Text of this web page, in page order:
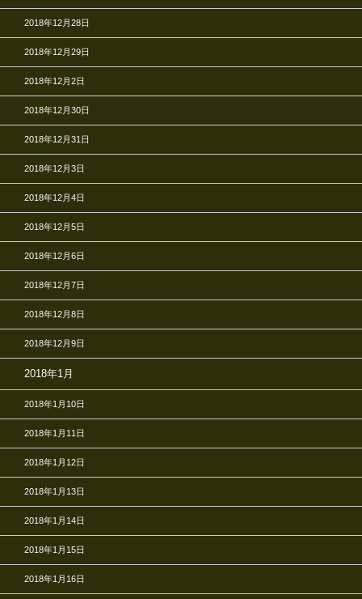
2018年12月28日
2018年12月29日
2018年12月2日
2018年12月30日
2018年12月31日
2018年12月3日
2018年12月4日
2018年12月5日
2018年12月6日
2018年12月7日
2018年12月8日
2018年12月9日
2018年1月
2018年1月10日
2018年1月11日
2018年1月12日
2018年1月13日
2018年1月14日
2018年1月15日
2018年1月16日